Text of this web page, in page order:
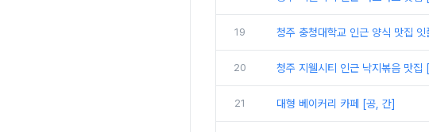
19 청주 충청대학교 인근 양식 맛집
20 청주 지웰시티 인근 낙지볶음 맛집
21 대형 베이커리 카페 [공, 간]